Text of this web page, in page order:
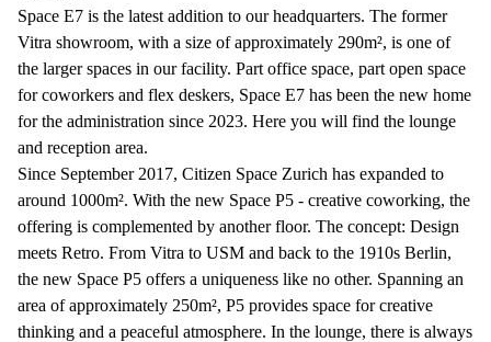
Space E7 is the latest addition to our headquarters. The former
Vitra showroom, with a size of approximately 290m², is one of
the larger spaces in our facility. Part office space, part open space
for coworkers and flex deskers, Space E7 has been the new home
for the administration since 2023. Here you will find the lounge
and reception area.
Since September 2017, Citizen Space Zurich has expanded to
around 1000m². With the new Space P5 - creative coworking, the
offering is complemented by another floor. The concept: Design
meets Retro. From Vitra to USM and back to the 1910s Berlin,
the new Space P5 offers a uniqueness like no other. Spanning an
area of approximately 250m², P5 provides space for creative
thinking and a peaceful atmosphere. In the lounge, there is always